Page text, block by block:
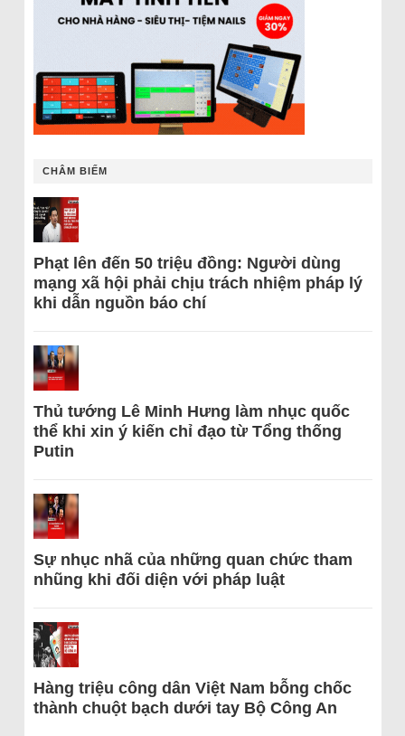
CHÂM BIẾM
Phạt lên đến 50 triệu đồng: Người dùng
mạng xã hội phải chịu trách nhiệm pháp lý
khi dẫn nguồn báo chí
Thủ tướng Lê Minh Hưng làm nhục quốc
thể khi xin ý kiến chỉ đạo từ Tổng thống
Putin
Sự nhục nhã của những quan chức tham
nhũng khi đối diện với pháp luật
Hàng triệu công dân Việt Nam bỗng chốc
thành chuột bạch dưới tay Bộ Công An